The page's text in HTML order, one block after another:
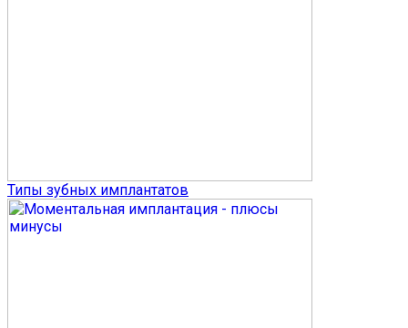
Типы зубных имплантатов